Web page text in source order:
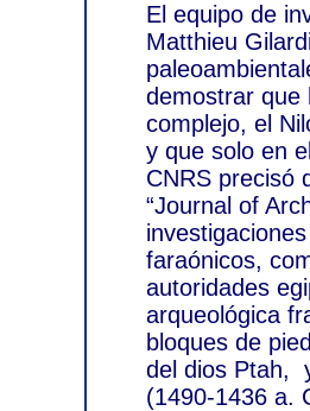
El equipo de
Matthieu
demostrar que
complejo, el
y que solo en
CNRS precisó
“Journal of
faraónicos,
autoridades
arqueológica
bloques de
del dios Ptah,
(1490-1436 a.